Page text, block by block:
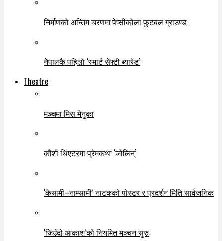
निर्माणको अन्तिम चरणमा पेप्सीकोला फुटबल ग्राउण्ड
नेपालकै पहिलो ‘स्मार्ट सेफ्टी ब्यारेड’
Theatre
मञ्चमा मिस मेनुका
कौशी थिएटरमा प्रेमकथा ‘जोलिन्’
‘केसामी–नाम्सामी’ नाटकको पोस्टर र प्रदर्शन मिति सार्वजनिक
‘जिउँदो आकाश’को नियमित मञ्चन सुरु